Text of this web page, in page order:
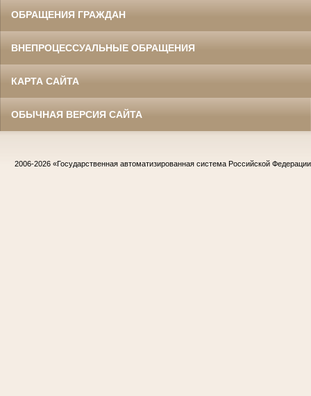
ОБРАЩЕНИЯ ГРАЖДАН
ВНЕПРОЦЕССУАЛЬНЫЕ ОБРАЩЕНИЯ
КАРТА САЙТА
ОБЫЧНАЯ ВЕРСИЯ САЙТА
2006-2026 «Государственная автоматизированная система Российской